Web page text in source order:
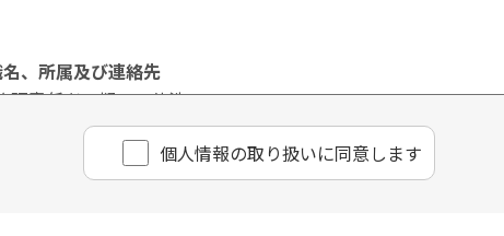
、所属及び連絡先
理責任者 樋口 佳浩
個⼈情報の取り扱いに同意します